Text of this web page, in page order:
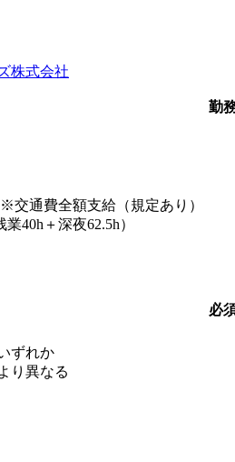
株式会社
交通費全額支給（規定あり）
40h＋深夜62.5h）
ずれか
り異なる
勤
必